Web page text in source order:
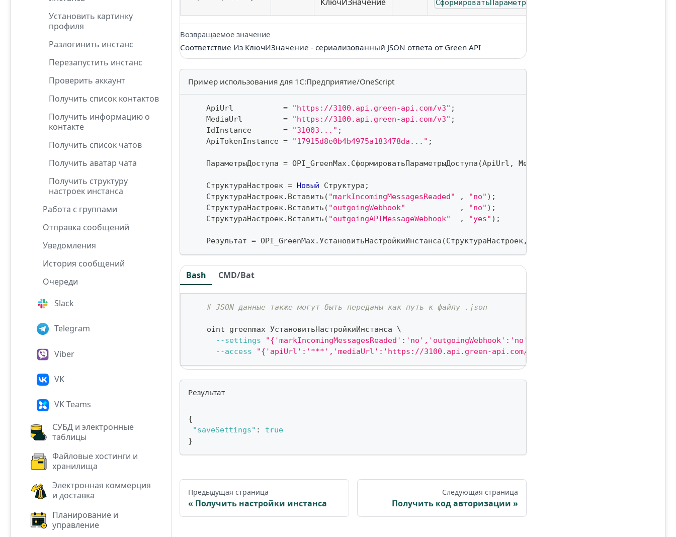
Установить картинку
профиля
Разлогинить инстанс
Перезапустить инстанс
Проверить аккаунт
Получить список контактов
Получить информацию о
контакте
Получить список чатов
Получить аватар чата
Получить структуру
настроек инстанса
Работа с группами
Отправка сообщений
Уведомления
История сообщений
Очереди
Slack
Telegram
Viber
VK
VK Teams
СУБД и электронные
таблицы
Файловые хостинги и
хранилища
Электронная коммерция
и доставка
Планирование и
управление
СформироватьПараметрыДоступа
Возвращаемое значение
Соответствие Из КлючИЗначение - сериализованный JSON ответа от Green API
Пример использования для 1С:Предприятие/OneScript
    ApiUrl
= "https://3100.api.green-api.com/v3" ;
    MediaUrl
= "https://3100.api.green-api.com/v3" ;
    IdInstance
= "31003..." ;
    ApiTokenInstance
= "17915d8e0b4b4975a183478da..." ;
    ПараметрыДоступа
= OPI_GreenMax. СформироватьПараметрыДоступа (ApiUrl , MediaUrl
    СтруктураНастроек
= Новый Структура ;
    СтруктураНастроек
. Вставить ( "markIncomingMessagesReaded" , "no" ) ;
    СтруктураНастроек
. Вставить ( "outgoingWebhook" , "no" ) ;
    СтруктураНастроек
. Вставить ( "outgoingAPIMessageWebhook" , "yes" ) ;
    Результат
= OPI_GreenMax. УстановитьНастройкиИнстанса (СтруктураНастроек,
Bash CMD/Bat
# JSON данные также могут быть переданы как путь к файлу .json
    oint greenmax УстановитьНастройкиИнстанса
\
--settings
--access
"{'apiUrl':'***','mediaUrl':'https://3100.api.green-api.com/
Результат
{
"saveSettings" :
true
}
Предыдущая страница
Получить настройки инстанса
Следующая страница
Получить код авторизации